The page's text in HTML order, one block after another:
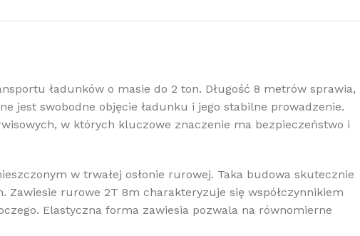
ładunków o masie do 2 ton. Długość 8 metrów sprawia,
jest swobodne objęcie ładunku i jego stabilne prowadzenie.
w których kluczowe znaczenie ma bezpieczeństwo i
w trwałej osłonie rurowej. Taka budowa skutecznie
rurowe 2T 8m charakteryzuje się współczynnikiem
Elastyczna forma zawiesia pozwala na równomierne